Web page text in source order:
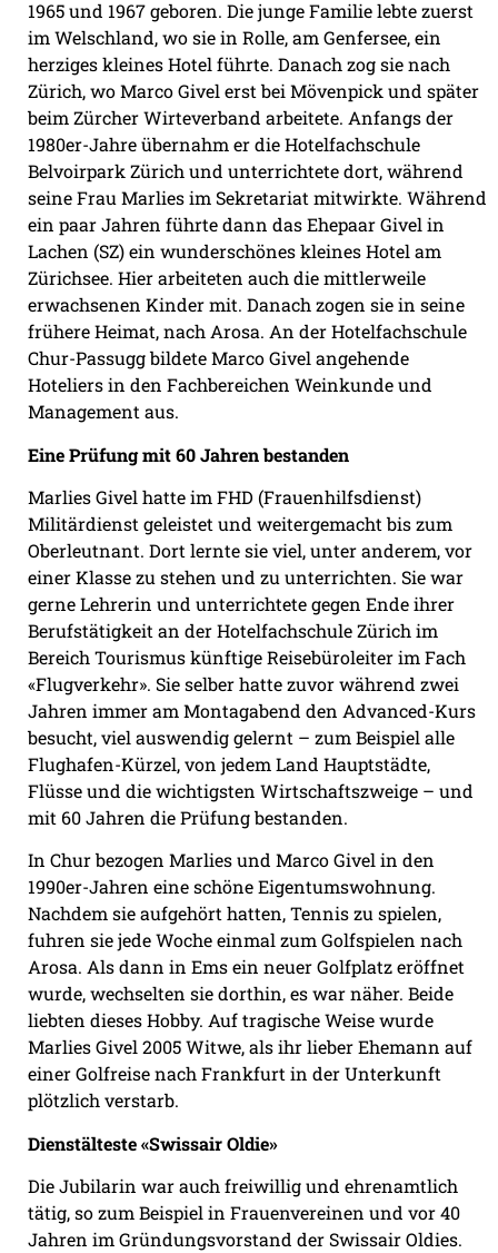
1965 und 1967 geboren. Die junge Familie lebte zuerst
im Welschland, wo sie in Rolle, am Genfersee, ein
herziges kleines Hotel führte. Danach zog sie nach
Zürich, wo Marco Givel erst bei Mövenpick und später
beim Zürcher Wirteverband arbeitete. Anfangs der
1980er-Jahre übernahm er die Hotelfachschule
Belvoirpark Zürich und unterrichtete dort, während
seine Frau Marlies im Sekretariat mitwirkte. Während
ein paar Jahren führte dann das Ehepaar Givel in
Lachen (SZ) ein wunderschönes kleines Hotel am
Zürichsee. Hier arbeiteten auch die mittlerweile
erwachsenen Kinder mit. Danach zogen sie in seine
frühere Heimat, nach Arosa. An der Hotelfachschule
Chur-Passugg bildete Marco Givel angehende
Hoteliers in den Fachbereichen Weinkunde und
Management aus.
Eine Prüfung mit 60 Jahren bestanden
Marlies Givel hatte im FHD (Frauenhilfsdienst)
Militärdienst geleistet und weitergemacht bis zum
Oberleutnant. Dort lernte sie viel, unter anderem, vor
einer Klasse zu stehen und zu unterrichten. Sie war
gerne Lehrerin und unterrichtete gegen Ende ihrer
Berufstätigkeit an der Hotelfachschule Zürich im
Bereich Tourismus künftige Reisebüroleiter im Fach
«Flugverkehr». Sie selber hatte zuvor während zwei
Jahren immer am Montagabend den Advanced-Kurs
besucht, viel auswendig gelernt – zum Beispiel alle
Flughafen-Kürzel, von jedem Land Hauptstädte,
Flüsse und die wichtigsten Wirtschaftszweige – und
mit 60 Jahren die Prüfung bestanden.
In Chur bezogen Marlies und Marco Givel in den
1990er-Jahren eine schöne Eigentumswohnung.
Nachdem sie aufgehört hatten, Tennis zu spielen,
fuhren sie jede Woche einmal zum Golfspielen nach
Arosa. Als dann in Ems ein neuer Golfplatz eröffnet
wurde, wechselten sie dorthin, es war näher. Beide
liebten dieses Hobby. Auf tragische Weise wurde
Marlies Givel 2005 Witwe, als ihr lieber Ehemann auf
einer Golfreise nach Frankfurt in der Unterkunft
plötzlich verstarb.
Dienstälteste «Swissair Oldie»
Die Jubilarin war auch freiwillig und ehrenamtlich
tätig, so zum Beispiel in Frauenvereinen und vor 40
Jahren im Gründungsvorstand der Swissair Oldies.